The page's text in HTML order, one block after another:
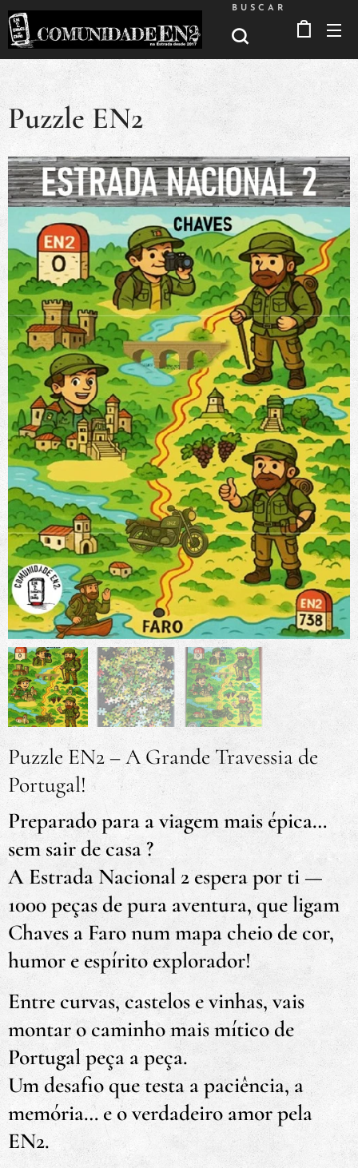
BUSCAR
Puzzle EN2
Puzzle EN2 – A Grande Travessia de
Portugal!
Preparado para a viagem mais épica…
sem sair de casa ?
A Estrada Nacional 2 espera por ti —
1000 peças de pura aventura, que ligam
Chaves a Faro num mapa cheio de cor,
humor e espírito explorador!
Entre curvas, castelos e vinhas, vais
montar o caminho mais mítico de
Portugal peça a peça.
Um desafio que testa a paciência, a
memória… e o verdadeiro amor pela
EN2.